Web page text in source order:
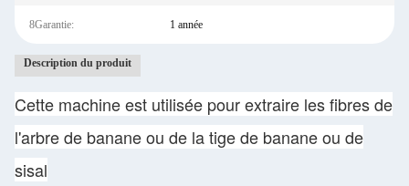
8Garantie: 1 année
Description du produit
Cette machine est utilisée pour extraire les fibres de
l'arbre de banane ou de la tige de banane ou de
sisal